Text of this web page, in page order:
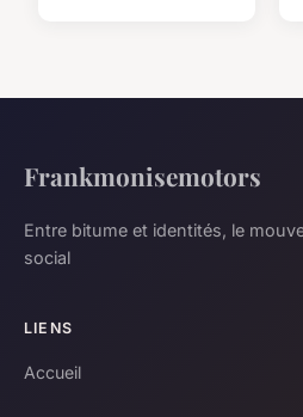
Frankmonisemotors
Entre bitume et identités, le
social
LIENS
Accueil